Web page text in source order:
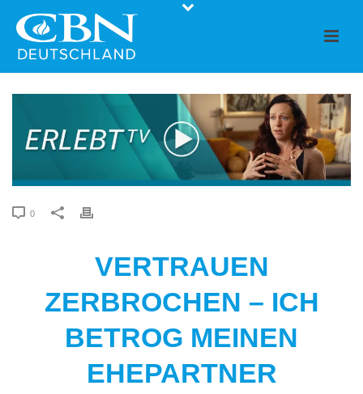
0
VERTRAUEN
ZERBROCHEN – ICH
BETROG MEINEN
EHEPARTNER